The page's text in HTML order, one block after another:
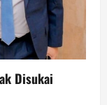
Disukai